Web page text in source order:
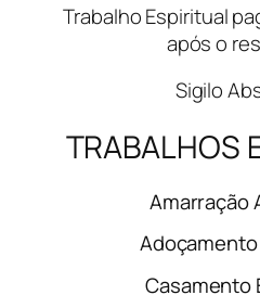
Trabalho Espiritual
após o
Sigilo
TRABALHOS
Amarração
Casamento